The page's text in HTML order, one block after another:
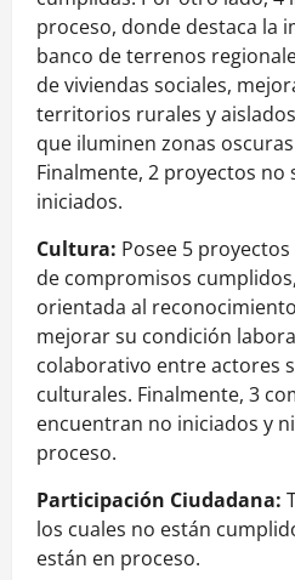
proceso, donde destaca la
banco de terrenos
de viviendas sociales,
territorios rurales y
que iluminen zonas
Finalmente, 2 proyectos no
iniciados.
Cultura: Posee 5
de compromisos
orientada al
mejorar su condición
colaborativo entre actores
culturales. Finalmente, 3
encuentran no iniciados y
proceso.
Participación Ciudadana:
los cuales no están
están en proceso.